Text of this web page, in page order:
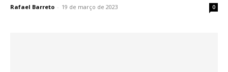
Rafael Barreto - 19 de março de 2023 0